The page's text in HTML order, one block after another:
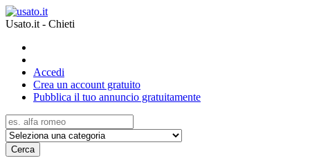
Usato.it - Chieti
Accedi
Crea un account gratuito
Pubblica il tuo annuncio gratuitamente
Cerca